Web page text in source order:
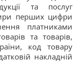
та послуг
перших цифри
платниками
та товарів,
код товару
накладній